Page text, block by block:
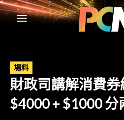
場料
財政司講解消費
$4000 + $1000 分